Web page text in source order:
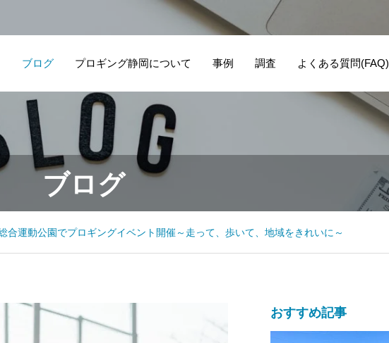
ブログ プロギング静岡について 事例 調査 よくある質問(FAQ)
ブログ
合運動公園でプロギングイベント開催～走って、歩いて、地域をきれいに～
おすすめ記事